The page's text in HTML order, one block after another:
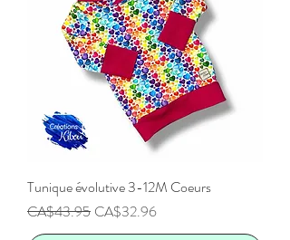
Tunique évolutive 3-12M Coeurs
Prix original
CA$43.95 Prix promotionnel
CA$32.96